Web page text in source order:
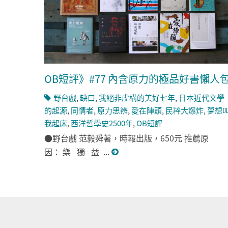
OB短評》#77 內含原力的極品好書懶人
野台戲,缺口,我絕非虛構的美好七年, 日本近代文學
的起源, 同情者, 原力思辨, 愛在陣頭, 民粹大爆炸,夢想
我起床,西洋哲學史2500年,OB短評
●野台戲 范毅舜著，時報出版，650元 推薦原
因： 樂 獨 益 ...